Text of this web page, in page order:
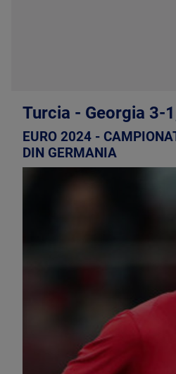
Turcia - Georgia 3-
EURO 2024 -
DIN GERMANIA